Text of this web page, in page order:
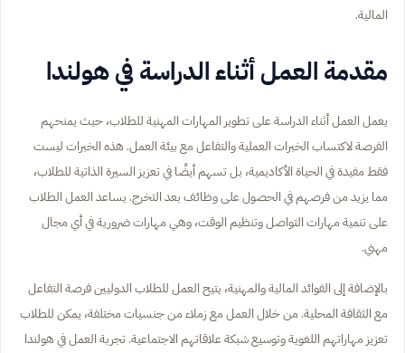
المالية.
مقدمة العمل أثناء الدراسة في هولندا
يعمل العمل أثناء الدراسة على تطوير المهارات المهنية للطلاب، حيث يمنحهم
الفرصة لاكتساب الخبرات العملية والتفاعل مع بيئة العمل. هذه الخبرات ليست
فقط مفيدة في الحياة الأكاديمية، بل تسهم أيضًا في تعزيز السيرة الذاتية للطلاب،
مما يزيد من فرصهم في الحصول على وظائف بعد التخرج. يساعد العمل الطلاب
على تنمية مهارات التواصل وتنظيم الوقت، وهي مهارات ضرورية في أي مجال
مهني.
بالإضافة إلى الفوائد المالية والمهنية، يتيح العمل للطلاب الدوليين فرصة التفاعل
مع الثقافة المحلية. من خلال العمل مع زملاء من جنسيات مختلفة، يمكن للطلاب
تعزيز مهاراتهم اللغوية وتوسيع شبكة علاقاتهم الاجتماعية. تجربة العمل في هولندا